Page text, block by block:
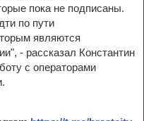
пока не подписаны.
по пути
являются
- рассказал Константин
с операторами